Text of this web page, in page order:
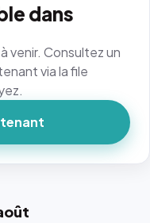
dans
venir. Consultez un
via la file